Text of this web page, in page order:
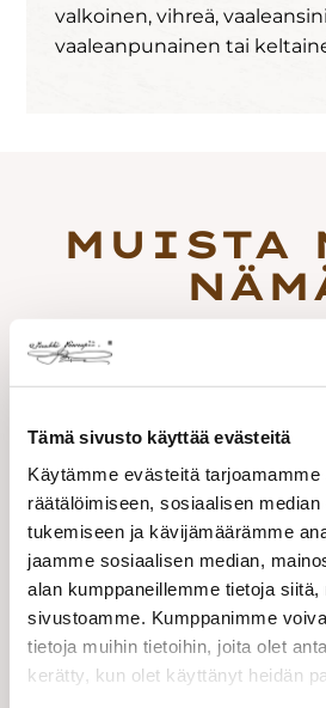
Tämä sivusto käyttää evästeitä
Käytämme evästeitä
räätälöimiseen, sosiaalisen
tukemiseen ja kävijämäärämme
jaamme sosiaalisen median,
alan kumppaneillemme tietoja
sivustoamme. Kumppanimme
tietoja muihin tietoihin, joita olet
kerätty, kun olet käyttänyt heidän
valkoinen, vihreä,
vaaleanpunainen tai